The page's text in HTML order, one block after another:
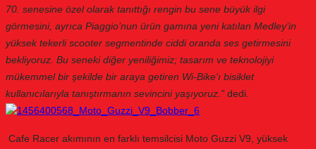
70. senesine özel olarak tanıttığı rengin bu sene büyük ilgi
görmesini, ayrıca Piaggio’nun ürün gamına yeni katılan Medley’in
yüksek tekerli scooter segmentinde ciddi oranda ses getirmesini
bekliyoruz. Bu seneki diğer yeniliğimiz; tasarım ve teknolojiyi
mükemmel bir şekilde bir araya getiren Wi-Bike’ı bisiklet
kullanıcılarıyla tanıştırmanın sevincini yaşıyoruz.” dedi.
Cafe Racer akımının en farklı temsilcisi Moto Guzzi V9, yüksek